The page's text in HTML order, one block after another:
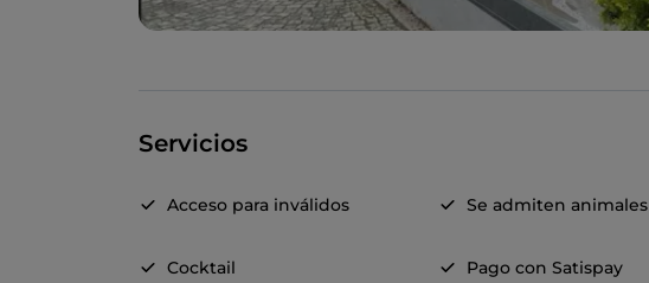
Servicios
Acceso para inválidos Se admiten animales
Cocktail Pago con Satispay